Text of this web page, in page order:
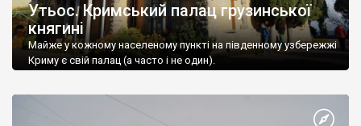
Утьос. Кримський палац грузинської
княгині
Майже у кожному населеному пункті на південному узбережжі
Криму є свій палац (а часто і не один).